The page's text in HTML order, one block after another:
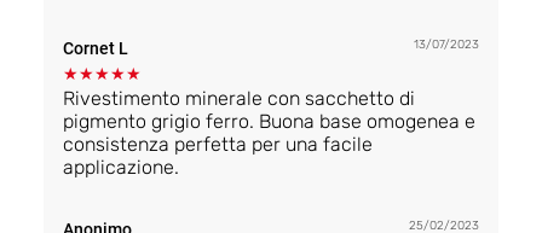
Cornet L 13/07/2023
★★★★★
Rivestimento minerale con sacchetto di
pigmento grigio ferro. Buona base omogenea e
consistenza perfetta per una facile
applicazione.
25/02/2023